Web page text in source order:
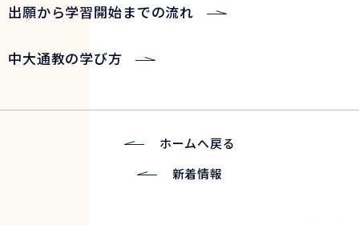
出願から学習開始までの流れ
中大通教の学び方
新着情報
ホームへ戻る